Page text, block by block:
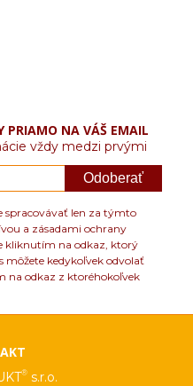
PRIAMO NA VÁŠ EMAIL
vždy medzi prvými
Odoberať
spracovávať len za týmto
a zásadami ochrany
kliknutím na odkaz, ktorý
môžete kedykoľvek odvolať
na odkaz z ktoréhokoľvek
® s.r.o.